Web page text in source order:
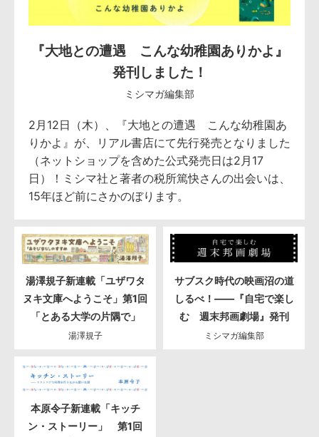
『大地との遭遇 こんな幼稚園ありかよ』
発刊しました！
ミシマガ編集部
2月12日（木）、『大地との遭遇 こんな幼稚園あ
りかよ』が、リアル書店にて先行発売となりました
（ネットショップを含めた公式発売日は2月17
日）！ミシマ社と著者の税所篤快さんの出会いは、
15年ほど前にさかのぼります。
湯澤規子新連載「ユザワタ
ヌキ文庫へようこそ」第1回
「とある大学の片隅で」
湯澤規子
サブスク時代の映画沼の道
しるべ！――『自宅で楽し
む 週末邦画劇場』発刊
ミシマガ編集部
本原令子新連載「キッチ
ン・ストーリー」 第1回